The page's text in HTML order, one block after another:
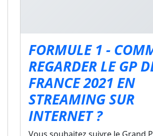
FORMULE 1 -
REGARDER LE GP
FRANCE 2021 EN
STREAMING SUR
INTERNET ?